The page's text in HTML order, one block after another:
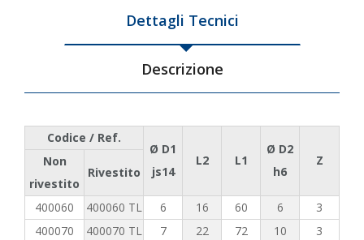
Dettagli Tecnici
Descrizione
Codice / Ref.
Ø D1
js14
L2 L1
Ø D2
h6
Z
Non
rivestito
Rivestito
400060 400060 TL 6 16 60 6
3
400070
400070 TL 7 22 72 10
3